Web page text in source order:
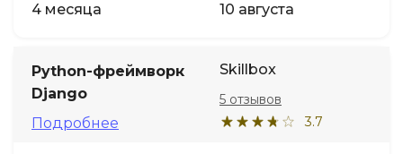
4 месяца 10 августа
Python-фреймворк
Django
Подробнее
Skillbox
3.7
5 отзывов